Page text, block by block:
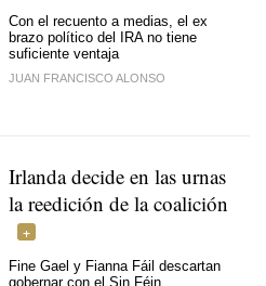
Con el recuento a medias, el ex
brazo político del IRA no tiene
suficiente ventaja
JUAN FRANCISCO ALONSO
Irlanda decide en las urnas
la reedición de la coalición
Fine Gael y Fianna Fáil descartan
gobernar con el Sin Féin